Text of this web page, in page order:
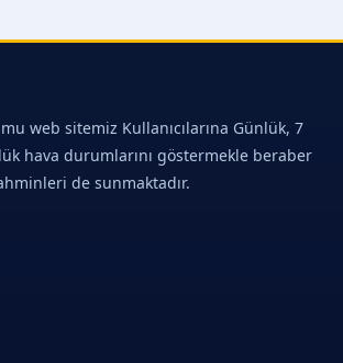
web sitemiz Kullanıcılarına Günlük, 7
hava durumlarını göstermekle beraber
de sunmaktadır.